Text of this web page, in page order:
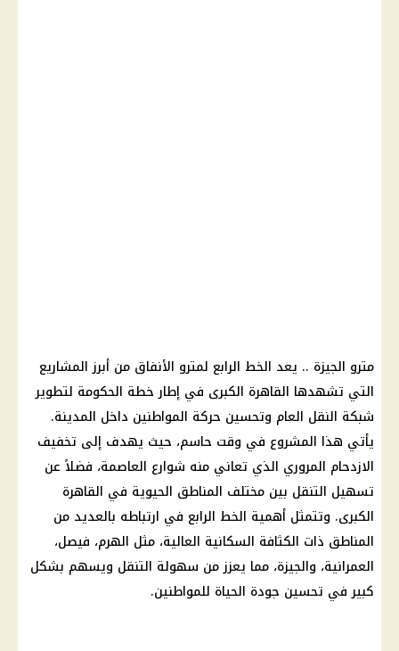
مترو الجيزة .. يعد الخط الرابع لمترو الأنفاق من أبرز المشاريع
التي تشهدها القاهرة الكبرى في إطار خطة الحكومة لتطوير
شبكة النقل العام وتحسين حركة المواطنين داخل المدينة.
يأتي هذا المشروع في وقت حاسم، حيث يهدف إلى تخفيف
الازدحام المروري الذي تعاني منه شوارع العاصمة، فضلاً عن
تسهيل التنقل بين مختلف المناطق الحيوية في القاهرة
الكبرى. وتتمثل أهمية الخط الرابع في ارتباطه بالعديد من
المناطق ذات الكثافة السكانية العالية، مثل الهرم، فيصل،
العمرانية، والجيزة، مما يعزز من سهولة التنقل ويسهم بشكل
كبير في تحسين جودة الحياة للمواطنين.